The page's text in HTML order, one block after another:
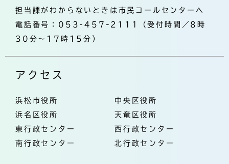
担当課がわからないときは市民コールセンターへ
電話番号：053-457-2111（受付時間／8時
30分～17時15分）
アクセス
浜松市役所
中央区役所
浜名区役所
天竜区役所
東行政センター
西行政センター
南行政センター
北行政センター